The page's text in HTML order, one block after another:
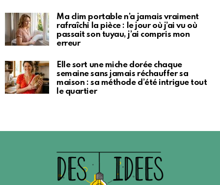
Ma clim portable n’a jamais vraiment
rafraîchi la pièce : le jour où j’ai vu où
passait son tuyau, j’ai compris mon
erreur
Elle sort une miche dorée chaque
semaine sans jamais réchauffer sa
maison : sa méthode d’été intrigue tout
le quartier